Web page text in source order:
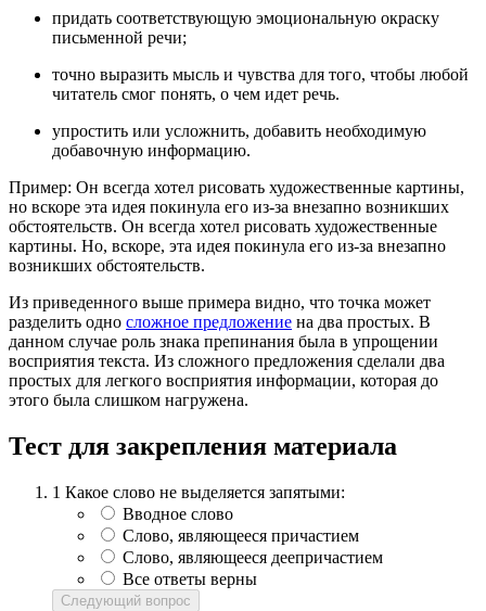
придать соответствующую эмоциональную окраску
письменной речи;
точно выразить мысль и чувства для того, чтобы любой
читатель смог понять, о чем идет речь.
упростить или усложнить, добавить необходимую
добавочную информацию.
Пример: Он всегда хотел рисовать художественные картины,
но вскоре эта идея покинула его из-за внезапно возникших
обстоятельств. Он всегда хотел рисовать художественные
картины. Но, вскоре, эта идея покинула его из-за внезапно
возникших обстоятельств.
Из приведенного выше примера видно, что точка может
разделить одно сложное предложение на два простых. В
данном случае роль знака препинания была в упрощении
восприятия текста. Из сложного предложения сделали два
простых для легкого восприятия информации, которая до
этого была слишком нагружена.
Тест для закрепления материала
1 Какое слово не выделяется запятыми:
Вводное слово
Слово, являющееся причастием
Слово, являющееся деепричастием
Все ответы верны
Следующий вопрос